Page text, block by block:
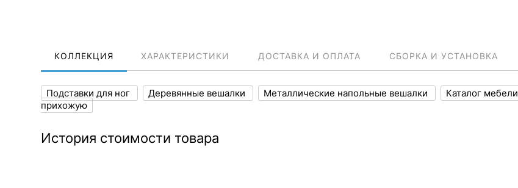
КОЛЛЕКЦИЯ ХАРАКТЕРИСТИКИ ДОСТАВКА И ОПЛАТА СБОРКА И УСТАНОВКА
Подставки для ног Деревянные вешалки Металлические напольные вешалки Каталог мебели
прихожую
История стоимости товара